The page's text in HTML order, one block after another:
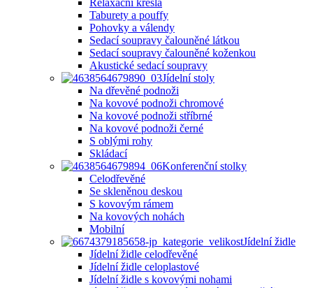
Relaxační křesla
Taburety a pouffy
Pohovky a válendy
Sedací soupravy čalouněné látkou
Sedací soupravy čalouněné koženkou
Akustické sedací soupravy
Jídelní stoly
Na dřevěné podnoži
Na kovové podnoži chromové
Na kovové podnoži stříbrné
Na kovové podnoži černé
S oblými rohy
Skládací
Konferenční stolky
Celodřevěné
Se skleněnou deskou
S kovovým rámem
Na kovových nohách
Mobilní
Jídelní židle
Jídelní židle celodřevěné
Jídelní židle celoplastové
Jídelní židle s kovovými nohami